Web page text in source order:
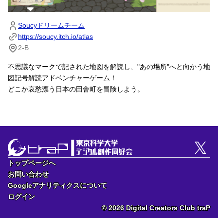
Soucyドリームチーム
https://soucy.itch.io/atlas
2-B
不思議なマークで記された地図を解読し、"あの場所"へと向かう地
図記号解読アドベンチャーゲーム！
どこか哀愁漂う日本の田舎町を冒険しよう。
トップページへ
トップページへ
お問い合わせ
お問い合わせ
Googleアナリティクスについて
Googleアナリティクスについて
ログイン
ログイン
© 2026 Digital Creators Club traP
© 2026 Digital Creators Club traP